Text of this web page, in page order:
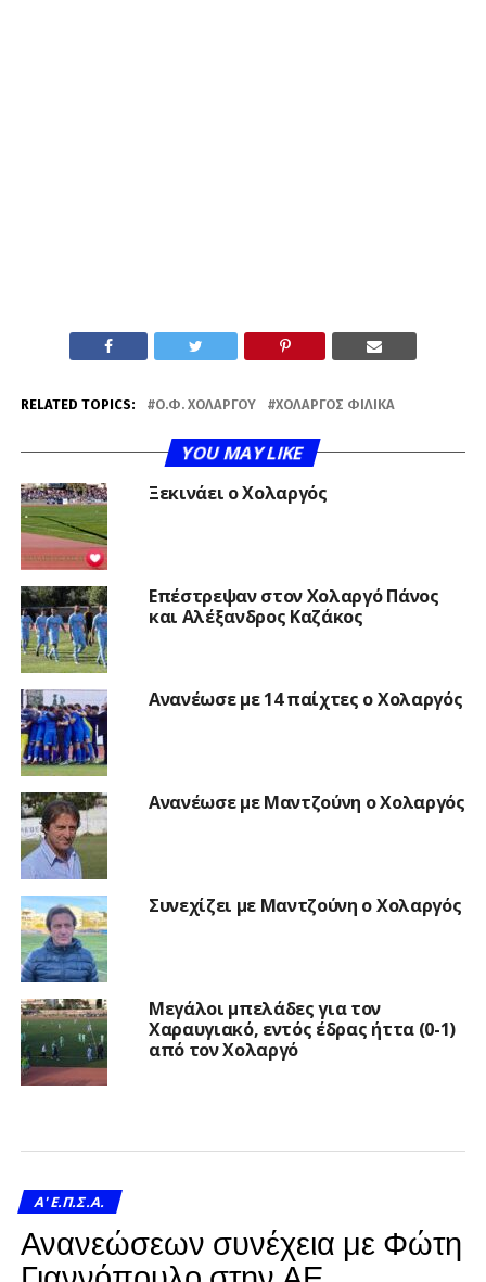
RELATED TOPICS: Ο.Φ. ΧΟΛΑΡΓΟΎ ΧΟΛΑΡΓΌΣ ΦΙΛΙΚΆ
YOU MAY LIKE
Ξεκινάει ο Χολαργός
Επέστρεψαν στον Χολαργό Πάνος
και Αλέξανδρος Καζάκος
Ανανέωσε με 14 παίχτες ο Χολαργός
Ανανέωσε με Μαντζούνη ο Χολαργός
Συνεχίζει με Μαντζούνη ο Χολαργός
Μεγάλοι μπελάδες για τον
Χαραυγιακό, εντός έδρας ήττα (0-1)
από τον Χολαργό
A' Ε.Π.Σ.Α.
Ανανεώσεων συνέχεια με Φώτη